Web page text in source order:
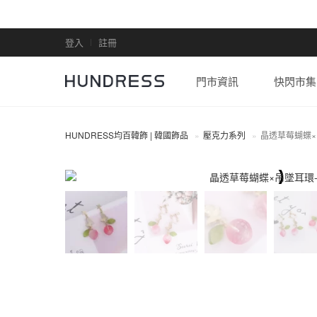
登入 註冊
門市資訊 快閃市集
HUNDRESS均百韓飾 | 韓國飾品 壓克力系列 晶透草莓蝴蝶
全部商品